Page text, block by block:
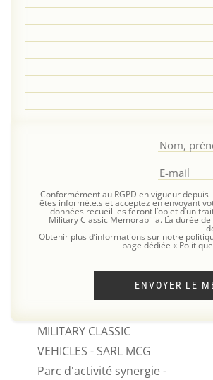
Conformément au RGPD en vigueur depuis
êtes informé.e.s et acceptez en envoyant
données recueillies feront l’objet d’un
Military Classic Memorabilia. La durée
Obtenir plus d’informations sur notre
page dédiée «
ENVOYER LE
MILITARY CLASSIC
VEHICLES - SARL MCG
Parc d'activité synergie -